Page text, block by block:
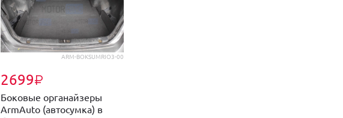
ARM-BOKSUMRIO3-00
2699₽
Боковые органайзеры
ArmAuto (автосумка) в